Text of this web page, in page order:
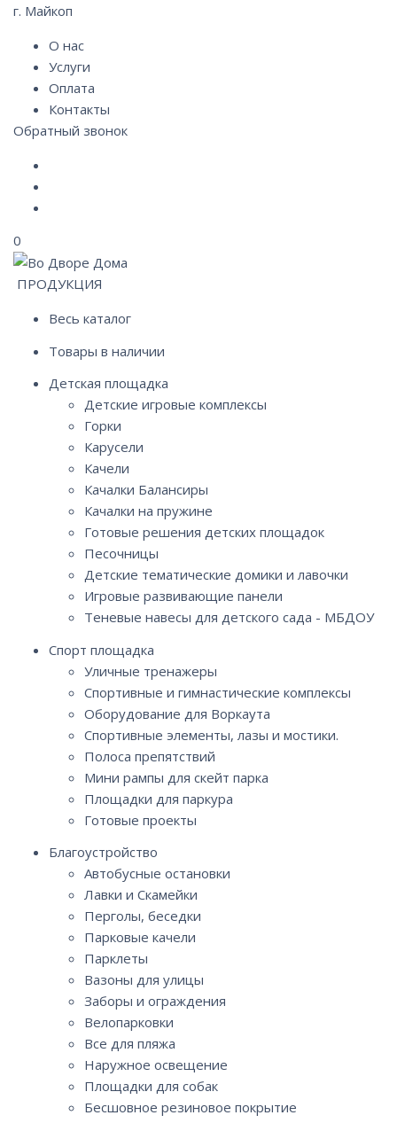
г. Майкоп
О нас
Услуги
Оплата
Контакты
Обратный звонок
0
ПРОДУКЦИЯ
Весь каталог
Товары в наличии
Детская площадка
Детские игровые комплексы
Горки
Карусели
Качели
Качалки Балансиры
Качалки на пружине
Готовые решения детских площадок
Песочницы
Детские тематические домики и лавочки
Игровые развивающие панели
Теневые навесы для детского сада - МБДОУ
Спорт площадка
Уличные тренажеры
Спортивные и гимнастические комплексы
Оборудование для Воркаута
Спортивные элементы, лазы и мостики.
Полоса препятствий
Мини рампы для скейт парка
Площадки для паркура
Готовые проекты
Благоустройство
Автобусные остановки
Лавки и Скамейки
Перголы, беседки
Парковые качели
Парклеты
Вазоны для улицы
Заборы и ограждения
Велопарковки
Все для пляжа
Наружное освещение
Площадки для собак
Бесшовное резиновое покрытие